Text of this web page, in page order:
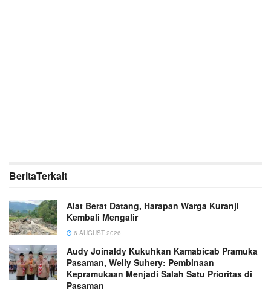
BeritaTerkait
Alat Berat Datang, Harapan Warga Kuranji
Kembali Mengalir
6 AUGUST 2026
Audy Joinaldy Kukuhkan Kamabicab Pramuka
Pasaman, Welly Suhery: Pembinaan
Kepramukaan Menjadi Salah Satu Prioritas di
Pasaman